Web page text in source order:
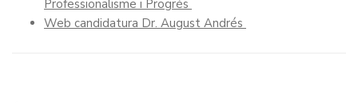
Professionalisme i Progrés
Web candidatura Dr. August Andrés